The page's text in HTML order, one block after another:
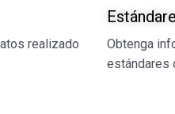
realizado
Obtenga
estándares